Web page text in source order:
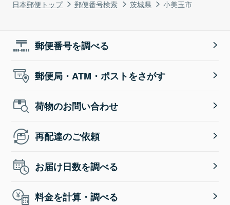
日本郵便トップ 郵便番号検索 茨城県 小美玉市
郵便番号を調べる
郵便局・ATM・ポストをさがす
荷物のお問い合わせ
再配達のご依頼
お届け日数を調べる
料金を計算・調べる